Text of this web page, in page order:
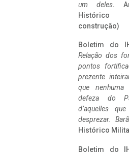
um deles.
Histórico
construção)
Boletim do
Relação dos
pontos
prezente
que
defeza do
d’aquelles
desprezar.
Histórico
Boletim do